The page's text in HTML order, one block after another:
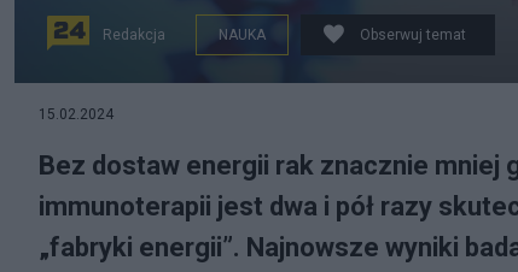
Redakcja NAUKA Obserwuj temat
15.02.2024
Bez dostaw energii rak znacznie mniej
immunoterapii jest dwa i pół razy
„fabryki energii”. Najnowsze wyniki